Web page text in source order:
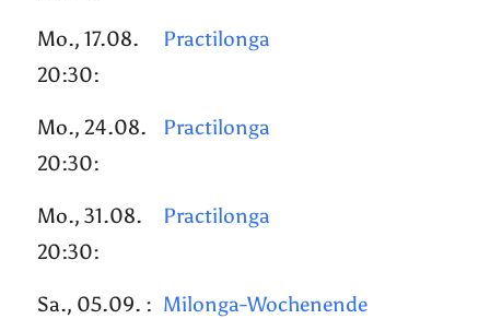
Mo., 17.08.
20:30:
Practilonga
Mo., 24.08.
20:30:
Practilonga
Mo., 31.08.
20:30:
Practilonga
Sa., 05.09. : Milonga-Wochenende